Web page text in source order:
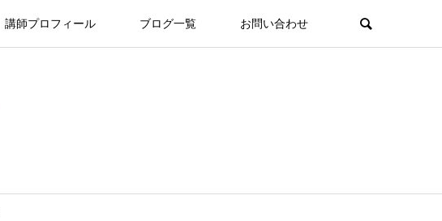
講師プロフィール ブログ一覧 お問い合わせ